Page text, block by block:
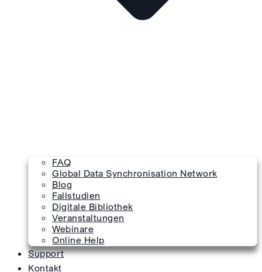
FAQ
Global Data Synchronisation Network
Blog
Fallstudien
Digitale Bibliothek
Veranstaltungen
Webinare
Online Help
Support
Kontakt